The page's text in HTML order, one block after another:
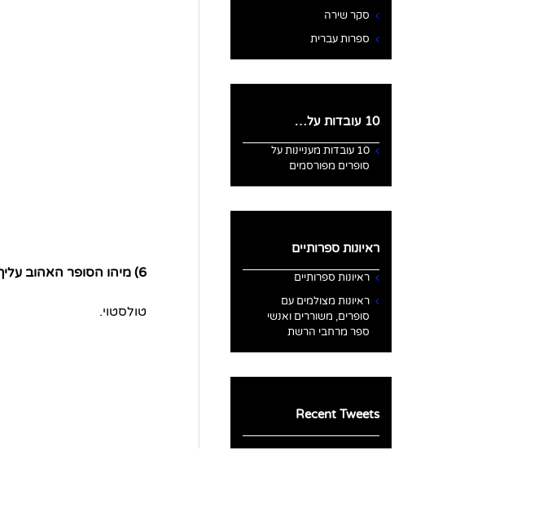
6) מיהו הסופר האהוב עליך ביותר?
טולסטוי.
סקר שירה
ספרות עברית
10 עובדות על…
10 עובדות מעניינות על
סופרים מפורסמים
ראיונות ספרותיים
ראיונות ספרותיים
ראיונות מצולמים עם
סופרים, משוררים ואנשי
ספר מרחבי הרשת
Recent Tweets